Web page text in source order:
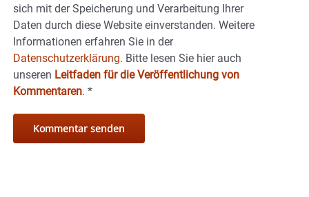
sich mit der Speicherung und Verarbeitung Ihrer
Daten durch diese Website einverstanden. Weitere
Informationen erfahren Sie in der
Datenschutzerklärung. Bitte lesen Sie hier auch
unseren Leitfaden für die Veröffentlichung von
Kommentaren. *